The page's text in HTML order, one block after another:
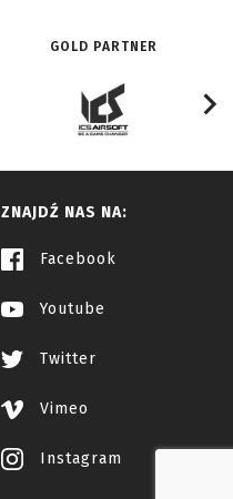
GOLD PARTNER
ZNAJDŹ NAS NA:
Facebook
Youtube
Twitter
Vimeo
Instagram